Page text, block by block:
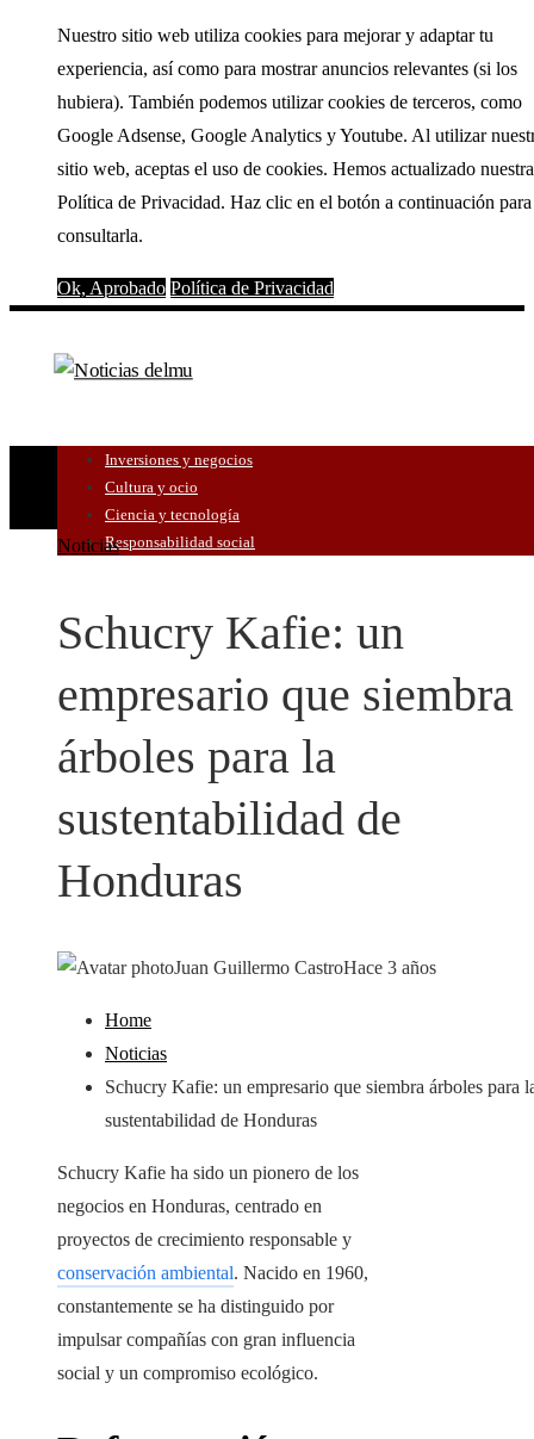
Nuestro sitio web utiliza cookies para mejorar y adaptar tu
experiencia, así como para mostrar anuncios relevantes (si los
hubiera). También podemos utilizar cookies de terceros, como
Google Adsense, Google Analytics y Youtube. Al utilizar
sitio web, aceptas el uso de cookies. Hemos actualizado nuestra
Política de Privacidad. Haz clic en el botón a continuación para
consultarla.
Ok, Aprobado Política de Privacidad
Inversiones y negocios
Cultura y ocio
Ciencia y tecnología
Responsabilidad social
Noticias
Schucry Kafie: un
empresario que siembra
árboles para la
sustentabilidad de
Honduras
Juan Guillermo CastroHace 3 años
Home
Noticias
Schucry Kafie: un empresario que siembra árboles para
sustentabilidad de Honduras
Schucry Kafie ha sido un pionero de los
negocios en Honduras, centrado en
proyectos de crecimiento responsable y
conservación ambiental. Nacido en 1960,
constantemente se ha distinguido por
impulsar compañías con gran influencia
social y un compromiso ecológico.